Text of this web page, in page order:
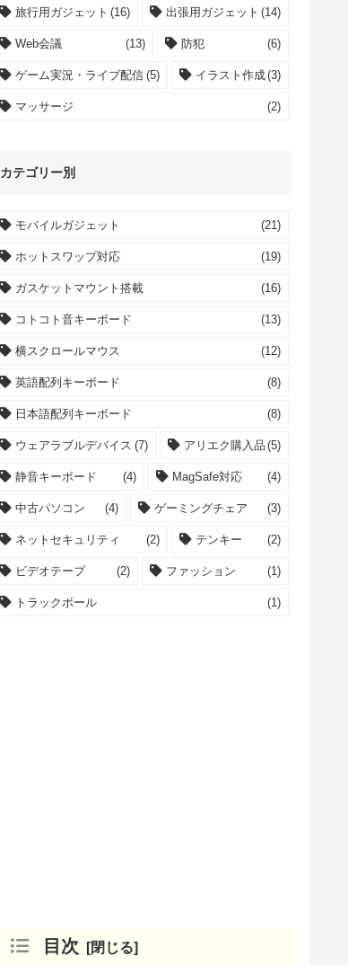
旅行用ガジェット (16) 出張用ガジェット (14)
Web会議 (13) 防犯 (6)
ゲーム実況・ライブ配信 (5) イラスト作成(3)
マッサージ (2)
カテゴリー別
モバイルガジェット (21)
ホットスワップ対応 (19)
ガスケットマウント搭載 (16)
コトコト音キーボード (13)
横スクロールマウス (12)
英語配列キーボード (8)
日本語配列キーボード (8)
ウェアラブルデバイス (7) アリエク購入品 (5)
静音キーボード (4) MagSafe対応 (4)
中古パソコン (4) ゲーミングチェア (3)
ネットセキュリティ (2) テンキー (2)
ビデオテープ (2) ファッション (1)
トラックボール (1)
目次